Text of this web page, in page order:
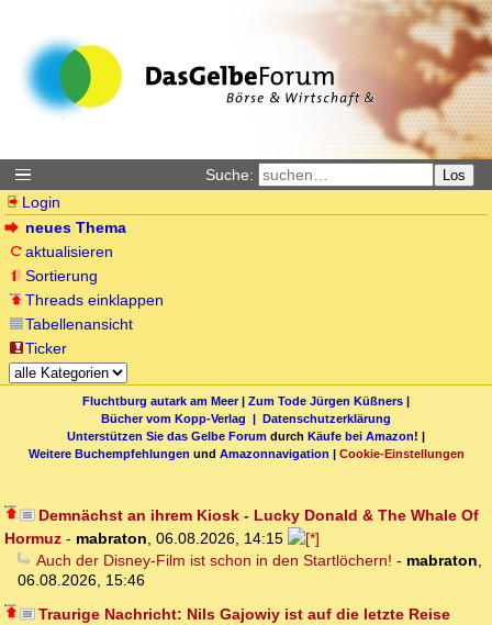
Suche: Los
Login
neues Thema
aktualisieren
Sortierung
Threads einklappen
Tabellenansicht
Ticker
Fluchtburg autark am Meer| Zum Tode Jürgen Küßners |
Bücher vom Kopp-Verlag | Datenschutzerklärung
Unterstützen Sie das Gelbe Forum durch Käufe bei Amazon! |
Weitere Buchempfehlungen und Amazonnavigation | Cookie-Einstellungen
Demnächst an ihrem Kiosk - Lucky Donald & The Whale Of
Hormuz - mabraton, 06.08.2026, 14:15
Auch der Disney-Film ist schon in den Startlöchern! - mabraton,
06.08.2026, 15:46
Traurige Nachricht: Nils Gajowiy ist auf die letzte Reise